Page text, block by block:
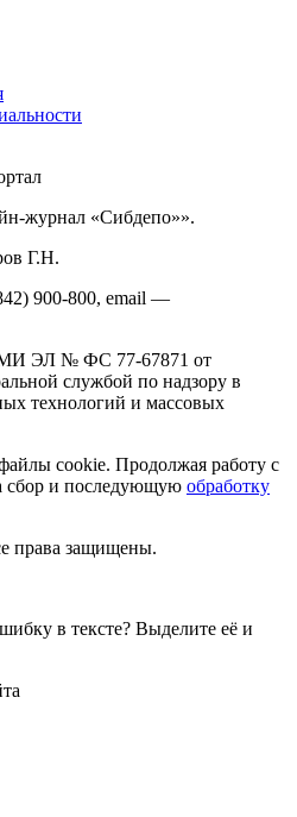
журнал «Сибдепо»».
Г.Н.
900-800, email —
ЭЛ № ФС 77-67871 от
службой по надзору в
технологий и массовых
cookie. Продолжая работу с
сбор и последующую обработку
права защищены.
в тексте? Выделите её и